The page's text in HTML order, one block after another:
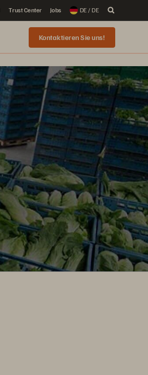
Trust Center Jobs DE / DE
Kontaktieren Sie uns!